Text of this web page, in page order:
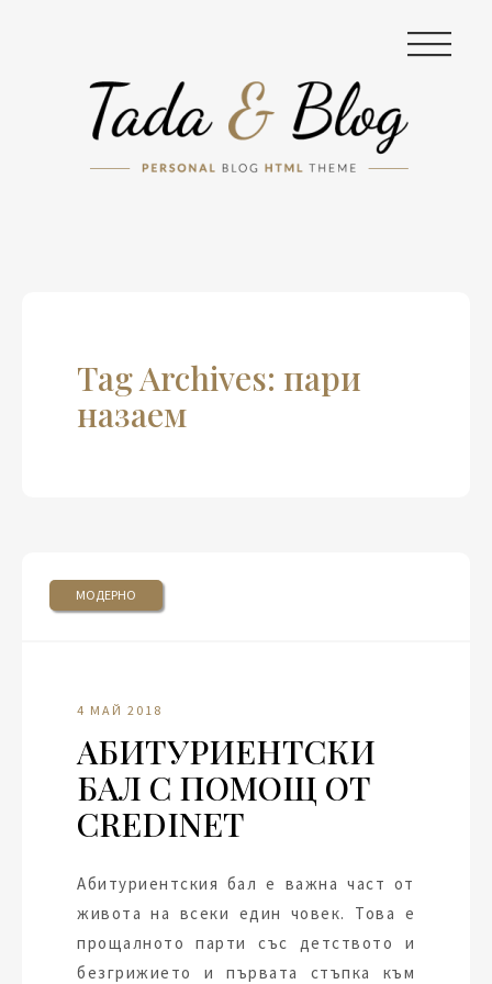
|||
Tag Archives: пари
назаем
МОДЕРНО
4 МАЙ 2018
АБИТУРИЕНТСКИ
БАЛ С ПОМОЩ ОТ
CREDINET
Абитуриентския бал е важна част от
живота на всеки един човек. Това е
прощалното парти със детството и
безгрижието и първата стъпка към